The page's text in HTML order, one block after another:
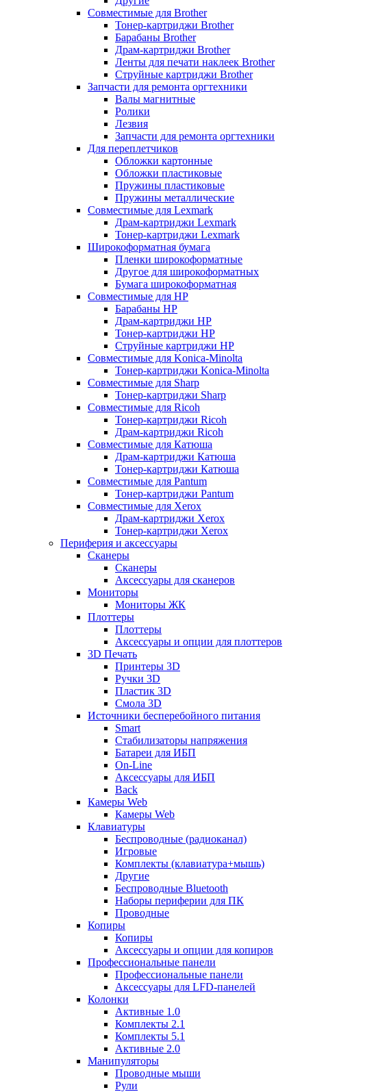
Совместимые для Brother
Тонер-картриджи Brother
Барабаны Brother
Драм-картриджи Brother
Ленты для печати наклеек Brother
Струйные картриджи Brother
Запчасти для ремонта оргтехники
Валы магнитные
Ролики
Лезвия
Запчасти для ремонта оргтехники
Для переплетчиков
Обложки картонные
Обложки пластиковые
Пружины пластиковые
Пружины металлические
Совместимые для Lexmark
Драм-картриджи Lexmark
Тонер-картриджи Lexmark
Широкоформатная бумага
Пленки широкоформатные
Другое для широкоформатных
Бумага широкоформатная
Совместимые для HP
Барабаны HP
Драм-картриджи HP
Тонер-картриджи HP
Струйные картриджи HP
Совместимые для Konica-Minolta
Тонер-картриджи Konica-Minolta
Совместимые для Sharp
Тонер-картриджи Sharp
Совместимые для Ricoh
Тонер-картриджи Ricoh
Драм-картриджи Ricoh
Совместимые для Катюша
Драм-картриджи Катюша
Тонер-картриджи Катюша
Совместимые для Pantum
Тонер-картриджи Pantum
Совместимые для Xerox
Драм-картриджи Xerox
Тонер-картриджи Xerox
Периферия и аксессуары
Сканеры
Сканеры
Аксессуары для сканеров
Мониторы
Мониторы ЖК
Плоттеры
Плоттеры
Аксессуары и опции для плоттеров
3D Печать
Принтеры 3D
Ручки 3D
Пластик 3D
Смола 3D
Источники бесперебойного питания
Smart
Стабилизаторы напряжения
Батареи для ИБП
On-Line
Аксессуары для ИБП
Back
Камеры Web
Камеры Web
Клавиатуры
Беспроводные (радиоканал)
Игровые
Комплекты (клавиатура+мышь)
Другие
Беспроводные Bluetooth
Наборы периферии для ПК
Проводные
Копиры
Копиры
Аксессуары и опции для копиров
Профессиональные панели
Профессиональные панели
Аксессуары для LFD-панелей
Колонки
Активные 1.0
Комплекты 2.1
Комплекты 5.1
Активные 2.0
Манипуляторы
Проводные мыши
Рули